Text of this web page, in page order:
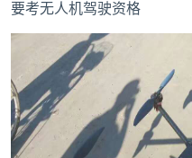
要考无人机驾驶资格